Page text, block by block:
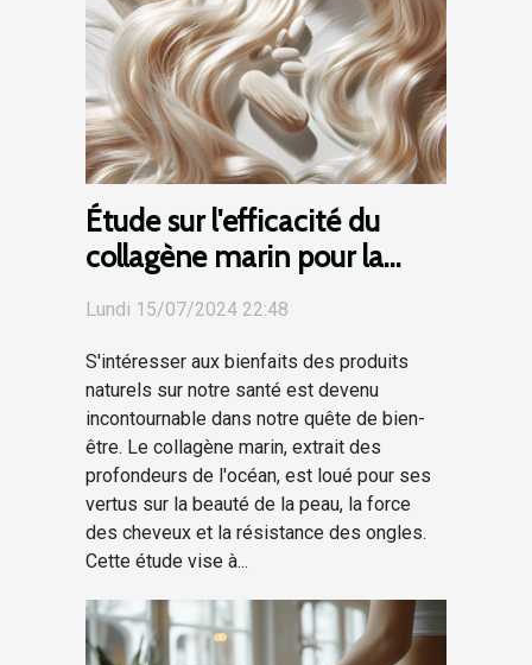
Étude sur l'efficacité du
collagène marin pour la
ongles
Lundi 15/07/2024 22:48
S'intéresser aux bienfaits des produits
naturels sur notre santé est devenu
incontournable dans notre quête de bien-
être. Le collagène marin, extrait des
profondeurs de l'océan, est loué pour ses
vertus sur la beauté de la peau, la force
des cheveux et la résistance des ongles.
Cette étude vise à...